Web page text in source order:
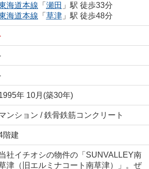
海道本線 「 瀬田 」駅 徒歩33分
海道本線 「 草津」駅 徒歩48分
年 10月(築30年)
ンション / 鉄骨鉄筋コンクリート
階建
社イチオシの物件の「SUNVALLEY南
津（旧エルミナコート南草津）」。ぜ